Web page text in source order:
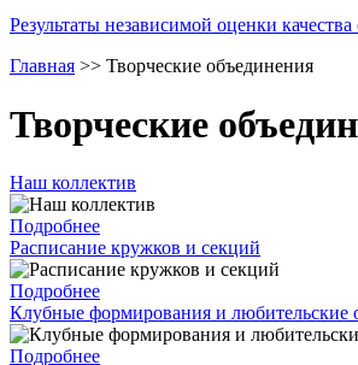
Результаты независимой оценки качества
Главная >> Творческие объединения
Творческие
Наш коллектив
Подробнее
Расписание кружков и секций
Подробнее
Клубные формирования и любительские
Подробнее